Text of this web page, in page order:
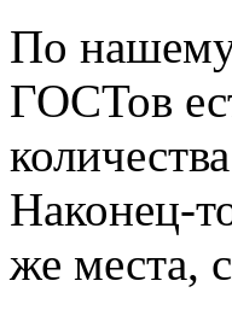
По
ГОСТов
Наконец-
же места,